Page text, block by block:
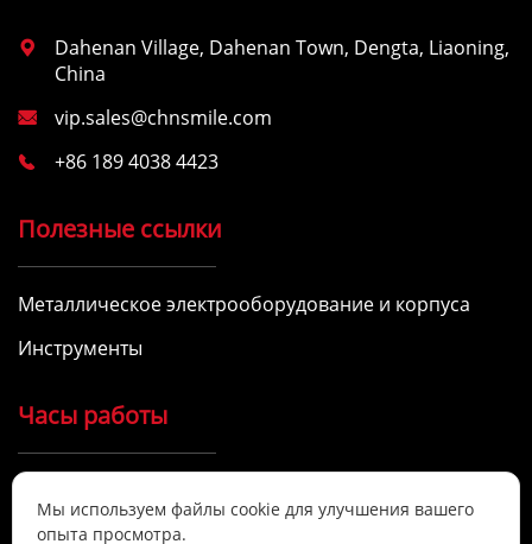

Dahenan Village, Dahenan Town, Dengta, Liaoning,
China
 vip.sales@chnsmile.com
 +86 189 4038 4423
Полезные ссылки
Металлическое электрооборудование и корпуса
Инструменты
Часы работы
Мы предоставляем качественные услуги.
Мы используем файлы cookie для улучшения вашего
опыта просмотра.